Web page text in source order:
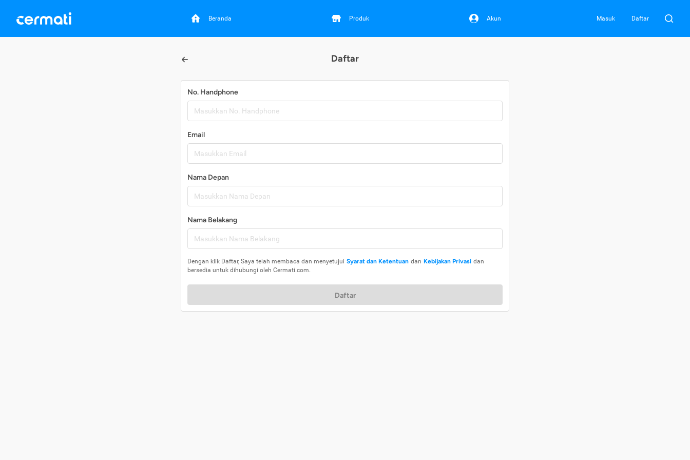
Beranda Produk Akun Masuk Daftar
Daftar
No. Handphone
Email
Nama Depan
Nama Belakang
Dengan klik Daftar, Saya telah membaca dan menyetujui Syarat dan Ketentuan dan Kebijakan Privasi dan
bersedia untuk dihubungi oleh Cermati.com.
Daftar